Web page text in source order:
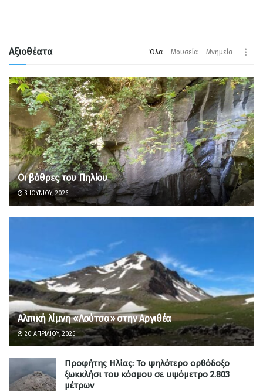
Αξιοθέατα Όλα Μουσεία Μνημεία
Οι βάθρες του Πηλίου
3 ΙΟΥΝΊΟΥ, 2026
Αλπική λίμνη «Λούτσα» στην Αργιθέα
20 ΑΠΡΙΛΊΟΥ, 2025
Προφήτης Ηλίας: Το ψηλότερο ορθόδοξο
ξωκκλήσι του κόσμου σε υψόμετρο 2.803
μέτρων